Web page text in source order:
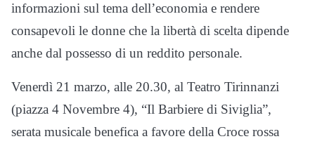
informazioni sul tema dell’economia e rendere
consapevoli le donne che la libertà di scelta dipende
anche dal possesso di un reddito personale.
Venerdì 21 marzo, alle 20.30, al Teatro Tirinnanzi
(piazza 4 Novembre 4), “Il Barbiere di Siviglia”,
serata musicale benefica a favore della Croce rossa